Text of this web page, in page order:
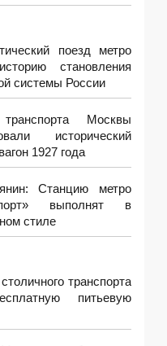
поезд метро
становления
системы России
Москвы
исторический
1927 года
Станцию метро
выполнят в
стиле
транспорта
питьевую